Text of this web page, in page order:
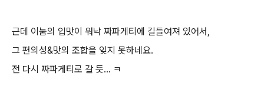
근데 이눔의 입맛이 워낙 짜파게티에 길들여져 있어서,
그 편의성&맛의 조합을 잊지 못하네요.
전 다시 짜파게티로 갈 듯... ㅋ